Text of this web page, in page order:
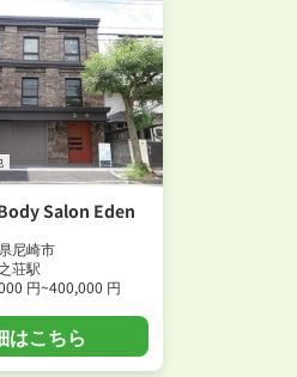
Salon Eden
尼崎市
荘駅
円~400,000 円
はこちら